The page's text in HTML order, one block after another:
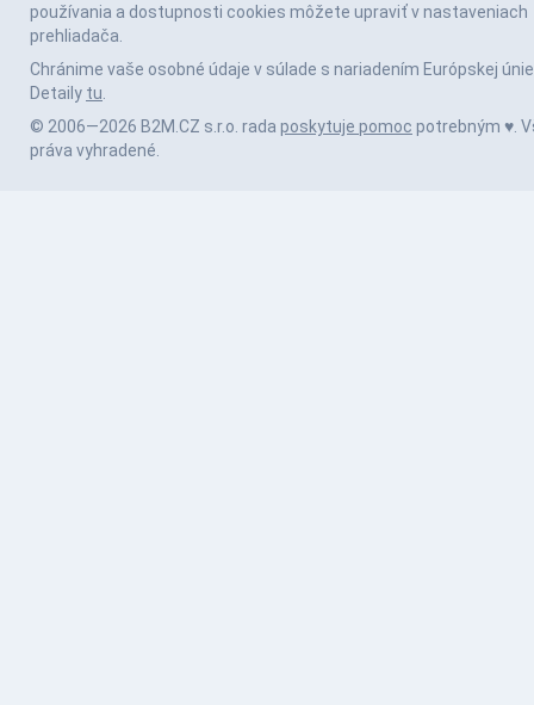
používania a dostupnosti cookies môžete upraviť v nastaveniach
prehliadača.
Chránime vaše osobné údaje v súlade s nariadením Európskej únie
Detaily tu.
© 2006—2026 B2M.CZ s.r.o. rada poskytuje pomoc potrebným ♥️.
práva vyhradené.